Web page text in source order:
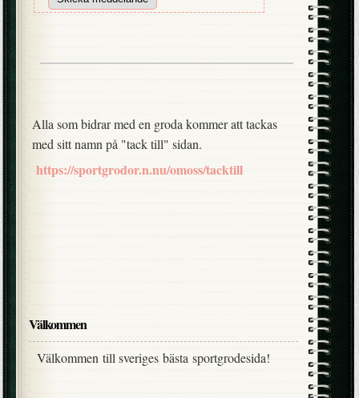
Alla som bidrar med en groda kommer att tackas
med sitt namn på "tack till" sidan.
https://sportgrodor.n.nu/omoss/tacktill
Välkommen
Välkommen till sveriges bästa sportgrodesida!